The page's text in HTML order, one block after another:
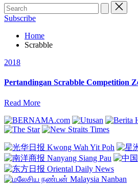
Search
for:
Subscribe
Home
Scrabble
Posted
2018
Pertandingan Scrabble Competition
Read More